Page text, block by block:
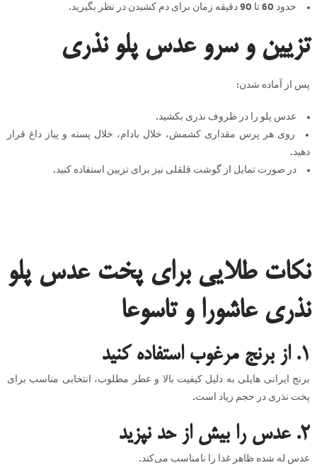
حدود 60 تا 90 دقیقه زمان برای دم کشیدن در نظر بگیرید.
تزیین و سرو عدس پلو نذری
پس از آماده شدن:
عدس پلو را در ظروف نذری بکشید.
روی هر پرس مقداری کشمش، خلال بادام، خلال پسته و پیاز داغ قرار
دهید.
در صورت تمایل از گوشت قلقلی نیز برای تزیین استفاده کنید.
نکات طلایی برای پخت عدس پلو
نذری عاشورا و تاسوعا
1. از برنج مرغوب استفاده کنید
برنج ایرانی هایلی به دلیل کیفیت بالا و عطر مطلوب، انتخابی مناسب برای
پخت نذری در حجم زیاد است.
2. عدس را بیش از حد نپزید
عدس له شده ظاهر غذا را نامناسب می‌کند.